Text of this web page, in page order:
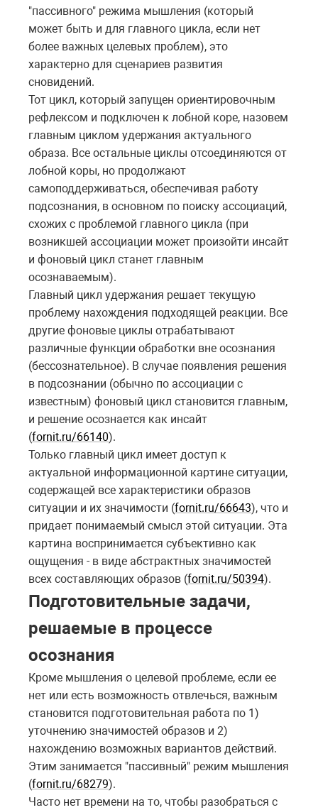
"пассивного" режима мышления (который
может быть и для главного цикла, если нет
более важных целевых проблем), это
характерно для сценариев развития
сновидений.
Тот цикл, который запущен ориентировочным
рефлексом и подключен к лобной коре, назовем
главным циклом удержания актуального
образа. Все остальные циклы отсоединяются от
лобной коры, но продолжают
самоподдерживаться, обеспечивая работу
подсознания, в основном по поиску ассоциаций,
схожих с проблемой главного цикла (при
возникшей ассоциации может произойти инсайт
и фоновый цикл станет главным
осознаваемым).
Главный цикл удержания решает текущую
проблему нахождения подходящей реакции. Все
другие фоновые циклы отрабатывают
различные функции обработки вне осознания
(бессознательное). В случае появления решения
в подсознании (обычно по ассоциации с
известным) фоновый цикл становится главным,
и решение осознается как инсайт
(fornit.ru/66140).
Только главный цикл имеет доступ к
актуальной информационной картине ситуации,
содержащей все характеристики образов
ситуации и их значимости (fornit.ru/66643), что и
придает понимаемый смысл этой ситуации. Эта
картина воспринимается субъективно как
ощущения - в виде абстрактных значимостей
всех составляющих образов (fornit.ru/50394).
Подготовительные задачи,
решаемые в процессе
осознания
Кроме мышления о целевой проблеме, если ее
нет или есть возможность отвлечься, важным
становится подготовительная работа по 1)
уточнению значимостей образов и 2)
нахождению возможных вариантов действий.
Этим занимается "пассивный" режим мышления
(fornit.ru/68279).
Часто нет времени на то, чтобы разобраться с